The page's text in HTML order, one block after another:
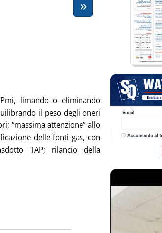
limando o eliminando
il peso degli oneri
“massima attenzione” allo
delle fonti gas, con
TAP; rilancio della